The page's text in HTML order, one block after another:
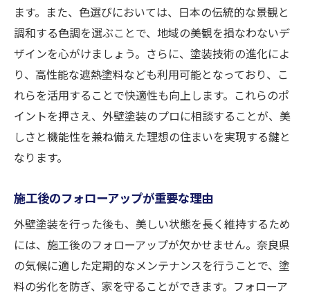
ます。また、色選びにおいては、日本の伝統的な景観と
調和する色調を選ぶことで、地域の美観を損なわないデ
ザインを心がけましょう。さらに、塗装技術の進化によ
り、高性能な遮熱塗料なども利用可能となっており、こ
れらを活用することで快適性も向上します。これらのポ
イントを押さえ、外壁塗装のプロに相談することが、美
しさと機能性を兼ね備えた理想の住まいを実現する鍵と
なります。
施工後のフォローアップが重要な理由
外壁塗装を行った後も、美しい状態を長く維持するため
には、施工後のフォローアップが欠かせません。奈良県
の気候に適した定期的なメンテナンスを行うことで、塗
料の劣化を防ぎ、家を守ることができます。フォローア